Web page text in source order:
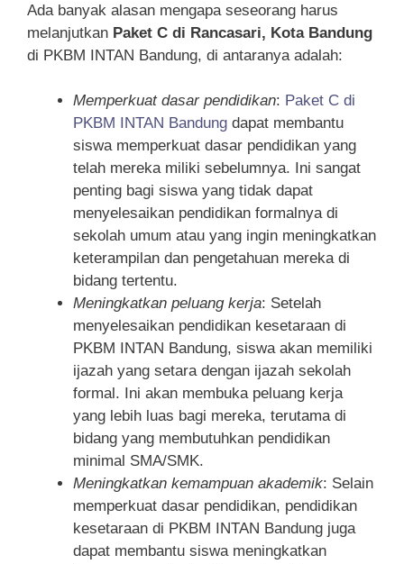
Ada banyak alasan mengapa seseorang harus
melanjutkan Paket C di Rancasari, Kota Bandung
di PKBM INTAN Bandung, di antaranya adalah:
Memperkuat dasar pendidikan: Paket C di
PKBM INTAN Bandung dapat membantu
siswa memperkuat dasar pendidikan yang
telah mereka miliki sebelumnya. Ini sangat
penting bagi siswa yang tidak dapat
menyelesaikan pendidikan formalnya di
sekolah umum atau yang ingin meningkatkan
keterampilan dan pengetahuan mereka di
bidang tertentu.
Meningkatkan peluang kerja: Setelah
menyelesaikan pendidikan kesetaraan di
PKBM INTAN Bandung, siswa akan memiliki
ijazah yang setara dengan ijazah sekolah
formal. Ini akan membuka peluang kerja
yang lebih luas bagi mereka, terutama di
bidang yang membutuhkan pendidikan
minimal SMA/SMK.
Meningkatkan kemampuan akademik: Selain
memperkuat dasar pendidikan, pendidikan
kesetaraan di PKBM INTAN Bandung juga
dapat membantu siswa meningkatkan